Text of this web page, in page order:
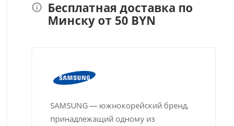
Бесплатная доставка по
Минску от 50 BYN
SAMSUNG — южнокорейский бренд,
принадлежащий одному из